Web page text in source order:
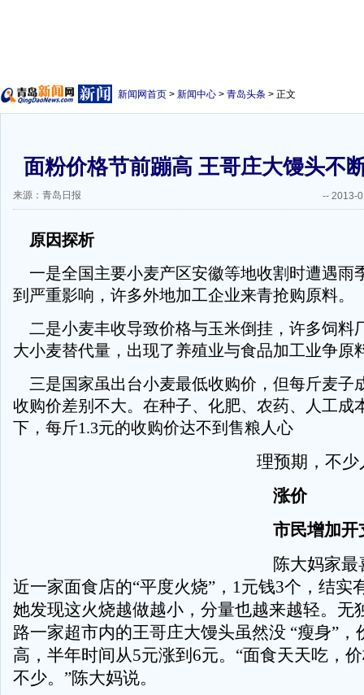
新闻网首页 > 新闻中心 > 青岛头条 > 正文
面粉价格节前蹦高 王哥庄大馒头不
来源：青岛日报 -- 2013-
原因探析
一是全国主要小麦产区安徽等地收割时遭遇雨
到严重影响，许多外地加工企业来青抢购原料。
二是小麦丰收导致价格与玉米倒挂，许多饲料
大小麦替代量，出现了养殖业与食品加工业争原
三是国家虽出台小麦最低收购价，但每斤麦子
收购价差别不大。在种子、化肥、农药、人工成
下，每斤1.3元的收购价达不到售粮人心
理预期，不
涨价
市民增加开
陈大妈家最
近一家面食店的“平度火烧”，1元钱3个，结实
她发现这火烧越做越小，分量也越来越轻。无
路一家超市内的王哥庄大馒头虽然没 “瘦身”，
高，半年时间从5元涨到6元。“面食天天吃，
不少。”陈大妈说。